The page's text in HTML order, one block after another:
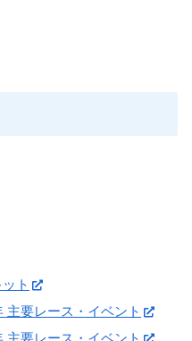
ト
主要レース・イベント